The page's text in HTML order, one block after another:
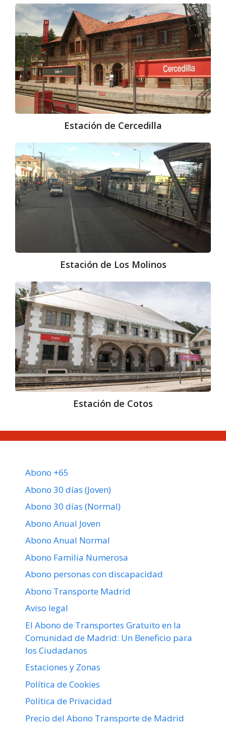
Estación
de
Cercedilla
Estación de Cercedilla
Estación
de
Los
Molinos
Estación de Los Molinos
de
Cotos
Estación de Cotos
Abono +65
Abono 30 días (Joven)
Abono 30 días (Normal)
Abono Anual Joven
Abono Anual Normal
Abono Familia Numerosa
Abono personas con discapacidad
Abono Transporte Madrid
Aviso legal
El Abono de Transportes Gratuito en la
Comunidad de Madrid: Un Beneficio para
los Ciudadanos
Estaciones y Zonas
Política de Cookies
Política de Privacidad
Precio del Abono Transporte de Madrid